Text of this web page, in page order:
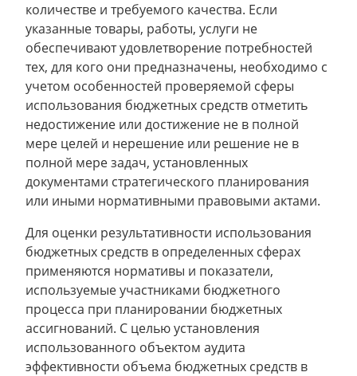
количестве и требуемого качества. Если
указанные товары, работы, услуги не
обеспечивают удовлетворение потребностей
тех, для кого они предназначены, необходимо с
учетом особенностей проверяемой сферы
использования бюджетных средств отметить
недостижение или достижение не в полной
мере целей и нерешение или решение не в
полной мере задач, установленных
документами стратегического планирования
или иными нормативными правовыми актами.
Для оценки результативности использования
бюджетных средств в определенных сферах
применяются нормативы и показатели,
используемые участниками бюджетного
процесса при планировании бюджетных
ассигнований. С целью установления
использованного объектом аудита
эффективности объема бюджетных средств в